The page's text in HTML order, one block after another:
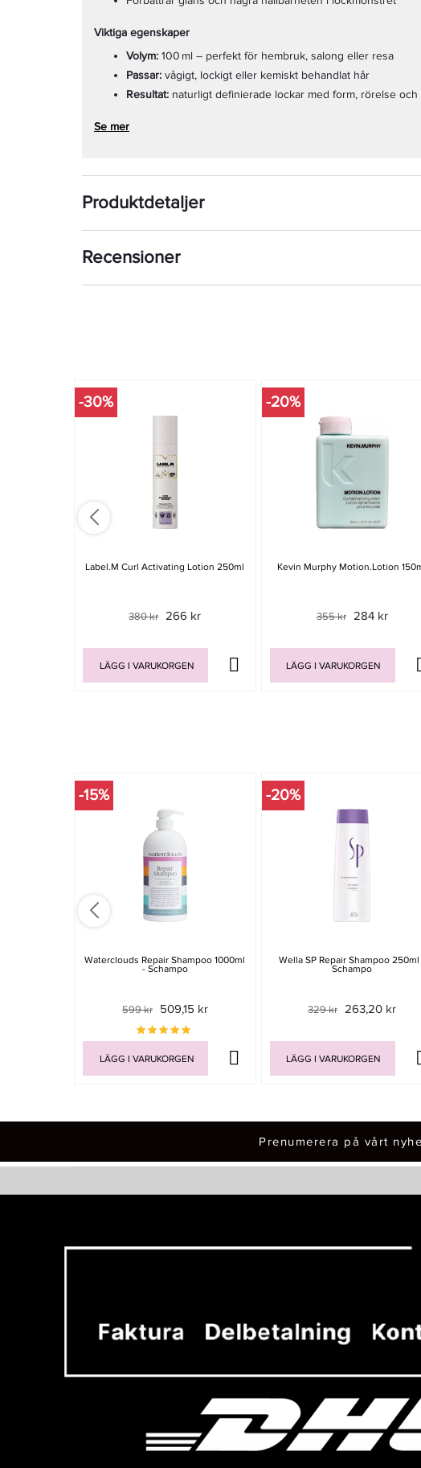
Viktiga egenskaper
Volym: 100 ml – perfekt för hembruk, salong eller resa
Passar: vågigt, lockigt eller kemiskt behandlat hår
Resultat: naturligt definierade lockar med form, rörelse
Se mer
Produktdetaljer
Recensioner
-30%
Label.m Curl Activating Lotion 250ml
380 kr 266 kr
LÄGG I VARUKORGEN
-20%
Kevin Murphy Motion.Lotion
355 kr 284 kr
LÄGG I VARUKORGEN
-15%
Waterclouds Repair Shampoo 1000ml
- Schampo
599 kr 509,15 kr
LÄGG I VARUKORGEN
-20%
Wella SP Repair Shampoo
Schampo
329 kr 263,20 kr
LÄGG I VARUKORGEN
Prenumerera på vårt